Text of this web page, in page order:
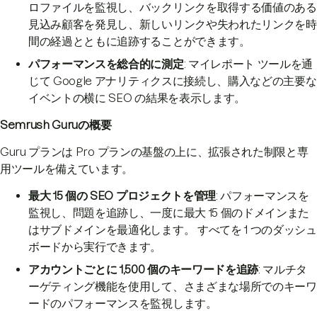
ロファイルを監視し、バックリンクを取得する価値のある
見込み顧客を発見し、新しいリンクや失われたリンクを時
間の経過とともに追跡することができます。
パフォーマンスを総合的に測定: マイレポート ツールを通
じて Google アナリティクスに接続し、購入などの主要な
イベントの横に SEO の結果を表示します。
Semrush Guruの概要
Guru プランは Pro プランの基盤の上に、拡張された制限と専
用ツールを備えています。
最大 15 個の SEO プロジェクトを管理: パフォーマンスを
監視し、問題を追跡し、一度に最大 15 個のドメインまた
はサブドメインを最適化します。 すべてを 1 つのダッシュ
ボードから実行できます。
アカウントごとに 1,500 個のキーワードを追跡: マルチタ
ーゲティング機能を使用して、さまざまな場所でのキーワ
ードのパフォーマンスを監視します。